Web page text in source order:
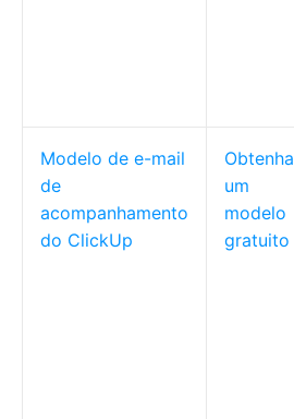
Modelo de e-mail
de
acompanhamento
do ClickUp
Obtenha
um
modelo
gratuito